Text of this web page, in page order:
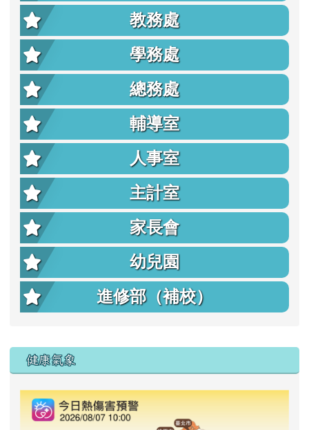
教務處
學務處
總務處
輔導室
人事室
主計室
家長會
幼兒園
進修部（補校）
右邊區域內容
健康氣象